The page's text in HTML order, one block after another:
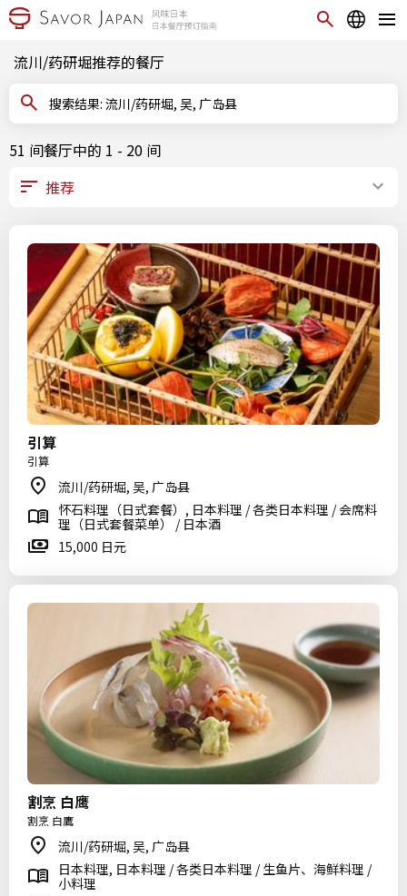
流川/药研堀推荐的餐厅
搜索结果: 流川/药研堀, 吴, 广岛县
51 间餐厅中的 1 - 20 间
引算
引算
流川/药研堀, 吴, 广岛县
怀石料理（日式套餐）, 日本料理 / 各类日本料理 / 会席料
理（日式套餐菜单） / 日本酒
15,000 日元
割烹 白鹰
割烹 白鷹
流川/药研堀, 吴, 广岛县
日本料理, 日本料理 / 各类日本料理 / 生鱼片、海鲜料理 /
小料理